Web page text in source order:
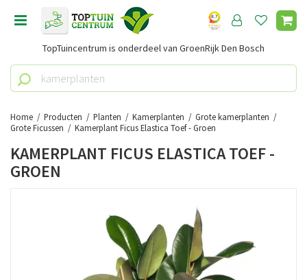
Home Producten Planten Kamerplanten
Grote kamerplanten
Grote Ficussen
Kamerplant Ficus Elastica Toef - Groen
TopTuincentrum is onderdeel van GroenRijk Den Bosch
KAMERPLANT FICUS ELASTICA TOEF -
GROEN